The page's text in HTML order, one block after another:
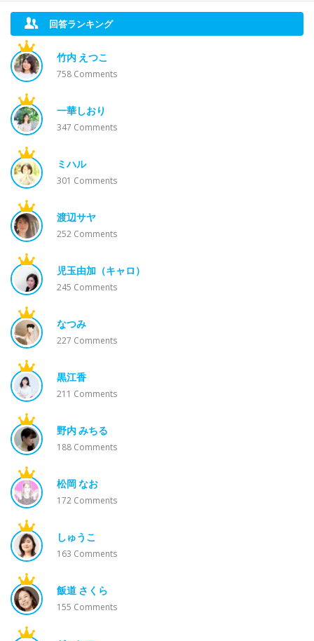
回答ランキング
竹内 えつこ
758 Comments
一華しおり
347 Comments
ミハル
301 Comments
渡辺サヤ
252 Comments
児玉由加（キャロ）
245 Comments
なつみ
227 Comments
黒江香
211 Comments
野内 みちる
188 Comments
松岡 なお
172 Comments
しゅうこ
163 Comments
飯道 さくら
155 Comments